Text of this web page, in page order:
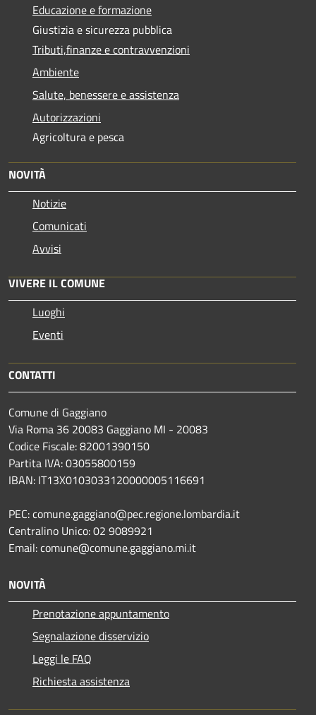
Educazione e formazione
Giustizia e sicurezza pubblica
Tributi,finanze e contravvenzioni
Ambiente
Salute, benessere e assistenza
Autorizzazioni
Agricoltura e pesca
NOVITÀ
Notizie
Comunicati
Avvisi
VIVERE IL COMUNE
Luoghi
Eventi
CONTATTI
Comune di Gaggiano
Via Roma 36 20083 Gaggiano MI - 20083
Codice Fiscale: 82001390150
Partita IVA: 03055800159
IBAN: IT13X0103033120000005116691
PEC: comune.gaggiano@pec.regione.lombardia.it
Centralino Unico: 02 9089921
Email: comune@comune.gaggiano.mi.it
NOVITÀ
Prenotazione appuntamento
Segnalazione disservizio
Leggi le FAQ
Richiesta assistenza